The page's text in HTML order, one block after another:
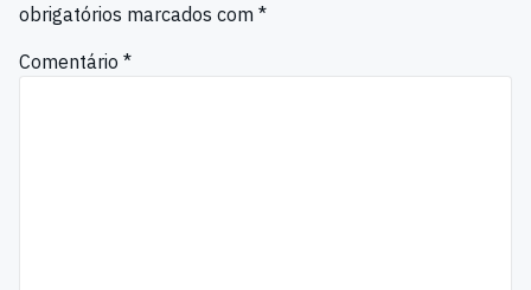
obrigatórios marcados com *
Comentário *